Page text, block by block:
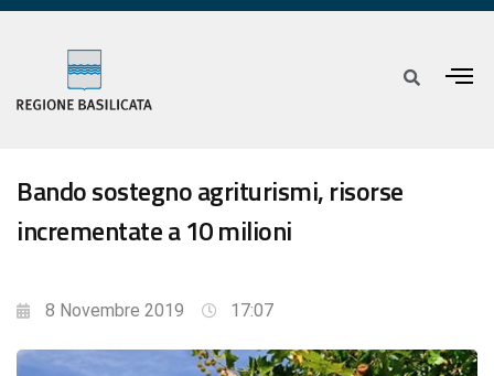
Bando sostegno agriturismi, risorse
incrementate a 10 milioni
8 Novembre 2019 17:07